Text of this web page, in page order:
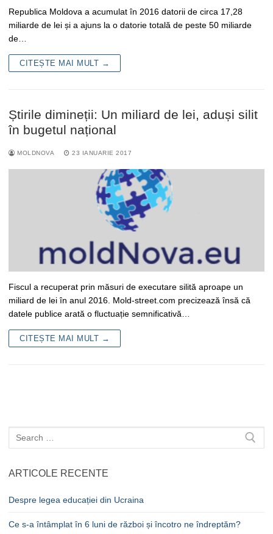
Republica Moldova a acumulat în 2016 datorii de circa 17,28
miliarde de lei și a ajuns la o datorie totală de peste 50 miliarde
de…
CITEȘTE MAI MULT →
Știrile dimineții: Un miliard de lei, aduși silit
în bugetul național
MOLDNOVA 23 IANUARIE 2017
Fiscul a recuperat prin măsuri de executare silită aproape un
miliard de lei în anul 2016. Mold-street.com precizează însă că
datele publice arată o fluctuație semnificativă…
CITEȘTE MAI MULT →
Caută
după:
ARTICOLE RECENTE
Despre legea educației din Ucraina
Ce s-a întâmplat în 6 luni de război și încotro ne îndreptăm?